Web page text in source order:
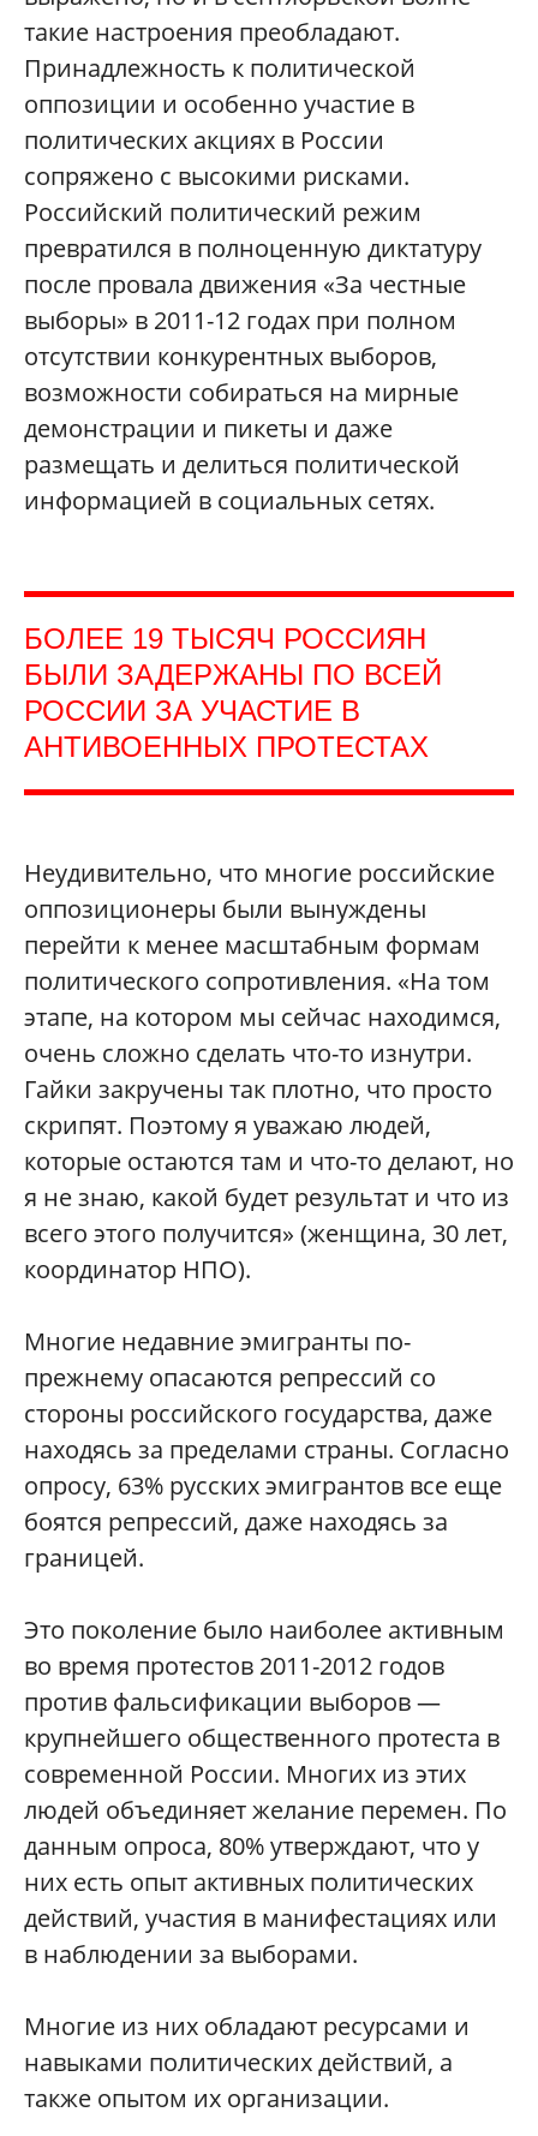
такие настроения преобладают.
Принадлежность к политической
оппозиции и особенно участие в
политических акциях в России
сопряжено с высокими рисками.
Российский политический режим
превратился в полноценную диктатуру
после провала движения «За честные
выборы» в 2011-12 годах при полном
отсутствии конкурентных выборов,
возможности собираться на мирные
демонстрации и пикеты и даже
размещать и делиться политической
информацией в социальных сетях.
БОЛЕЕ 19 ТЫСЯЧ РОССИЯН
БЫЛИ ЗАДЕРЖАНЫ ПО ВСЕЙ
РОССИИ ЗА УЧАСТИЕ В
АНТИВОЕННЫХ ПРОТЕСТАХ
Неудивительно, что многие российские
оппозиционеры были вынуждены
перейти к менее масштабным формам
политического сопротивления. «На том
этапе, на котором мы сейчас находимся,
очень сложно сделать что-то изнутри.
Гайки закручены так плотно, что просто
скрипят. Поэтому я уважаю людей,
которые остаются там и что-то делают, но
я не знаю, какой будет результат и что из
всего этого получится» (женщина, 30 лет,
координатор НПО).
Многие недавние эмигранты по-
прежнему опасаются репрессий со
стороны российского государства, даже
находясь за пределами страны. Согласно
опросу, 63% русских эмигрантов все еще
боятся репрессий, даже находясь за
границей.
Это поколение было наиболее активным
во время протестов 2011-2012 годов
против фальсификации выборов —
крупнейшего общественного протеста в
современной России. Многих из этих
людей объединяет желание перемен. По
данным опроса, 80% утверждают, что у
них есть опыт активных политических
действий, участия в манифестациях или
в наблюдении за выборами.
Многие из них обладают ресурсами и
навыками политических действий, а
также опытом их организации.